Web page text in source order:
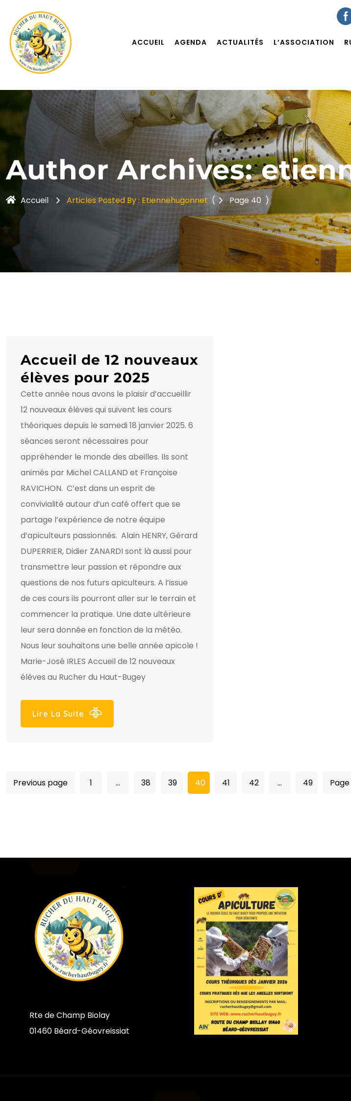
ACCUEIL AGENDA ACTUALITÉS L’ASSOCIATION
Author Archives:
Accueil Articles Posted By : Etiennehugonnet ( Page 40 )
Accueil de 12 nouveaux
élèves pour 2025
Cette année nous avons le plaisir d’accueillir
12 nouveaux élèves qui suivent les cours
théoriques depuis le samedi 18 janvier 2025. 6
séances seront nécessaires pour
appréhender le monde des abeilles. Ils sont
animés par Michel CALLAND et Françoise
RAVICHON. C’est dans un esprit de
convivialité autour d’un café offert que se
partage l’expérience de notre équipe
d’apiculteurs passionnés. Alain HENRY, Gérard
DUPERRIER, Didier ZANARDI sont là aussi pour
transmettre leur passion et répondre aux
questions de nos futurs apiculteurs. A l’issue
de ces cours ils pourront aller sur le terrain et
commencer la pratique. Une date ultérieure
leur sera donnée en fonction de la météo.
Nous leur souhaitons une belle année apicole !
Marie-José IRLES Accueil de 12 nouveaux
élèves au Rucher du Haut-Bugey
Lire La Suite
Previous page 1 … 38 39 40 41 42 … 49
Rte de Champ Biolay
01460 Béard-Géovreissiat